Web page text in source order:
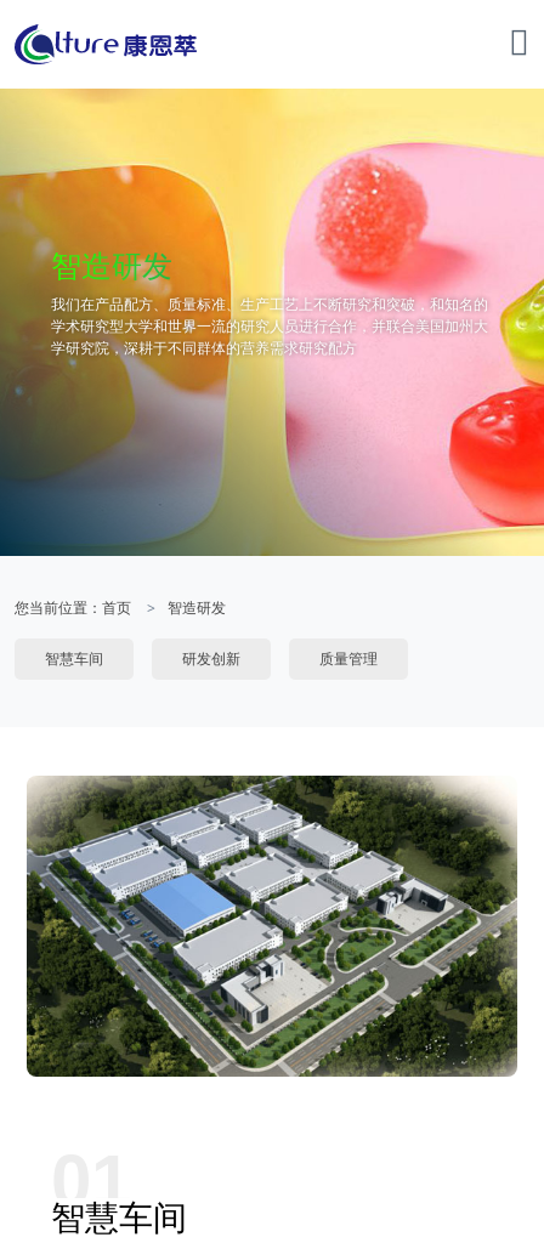
智造研发
我们在产品配方、质量标准、生产工艺上不断研究和突破，和知名的
学术研究型大学和世界一流的研究人员进行合作，并联合美国加州大
学研究院，深耕于不同群体的营养需求研究配方
您当前位置： 首页 智造研发
智慧车间 研发创新 质量管理
01
智慧车间